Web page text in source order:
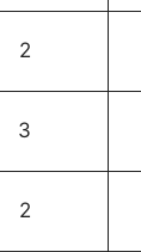
2
3
2